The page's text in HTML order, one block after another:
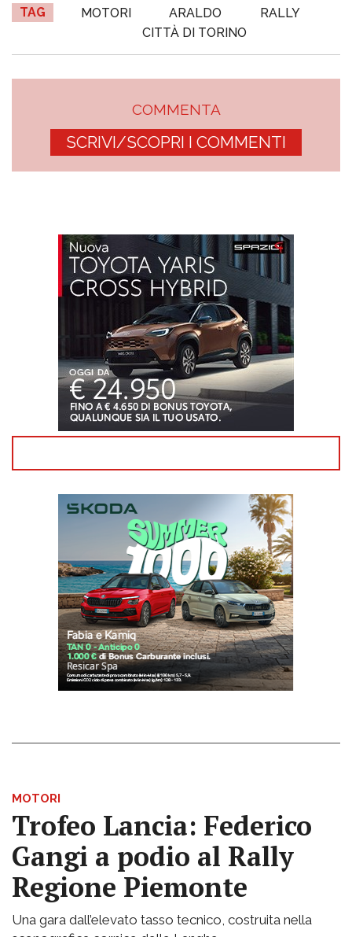
TAG MOTORI ARALDO
RALLY
CITTÀ DI TORINO
COMMENTA
SCRIVI/SCOPRI I COMMENTI
MOTORI
Trofeo Lancia: Federico
Gangi a podio al Rally
Regione Piemonte
Una gara dall’elevato tasso tecnico, costruita nella